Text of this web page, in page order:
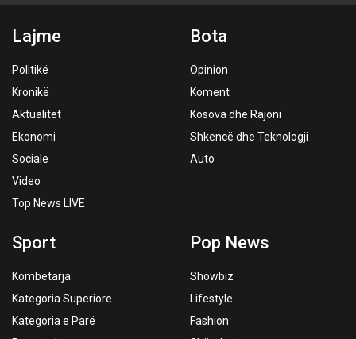
Lajme
Politikë
Kronikë
Aktualitet
Ekonomi
Sociale
Video
Top News LIVE
Bota
Opinion
Koment
Kosova dhe Rajoni
Shkencë dhe Teknologji
Auto
Sport
Kombëtarja
Kategoria Superiore
Kategoria e Parë
Pop News
Showbiz
Lifestyle
Fashion